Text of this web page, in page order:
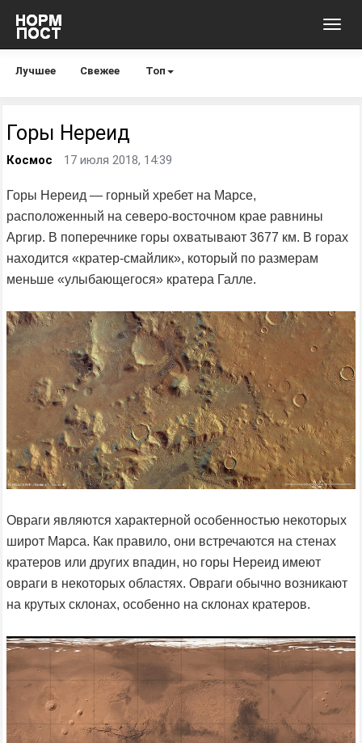
Лучшее Свежее Топ
Горы Нереид
Космос 17 июля 2018, 14:39
Горы Нереид — горный хребет на Марсе,
расположенный на северо-восточном крае равнины
Аргир. В поперечнике горы охватывают 3677 км. В горах
находится «кратер-смайлик», который по размерам
меньше «улыбающегося» кратера Галле.
Овраги являются характерной особенностью некоторых
широт Марса. Как правило, они встречаются на стенах
кратеров или других впадин, но горы Нереид имеют
овраги в некоторых областях. Овраги обычно возникают
на крутых склонах, особенно на склонах кратеров.